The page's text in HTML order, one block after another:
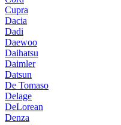
Cupra
Dacia
Dadi
Daewoo
Daihatsu
Daimler
Datsun
De Tomaso
Delage
DeLorean
Denza